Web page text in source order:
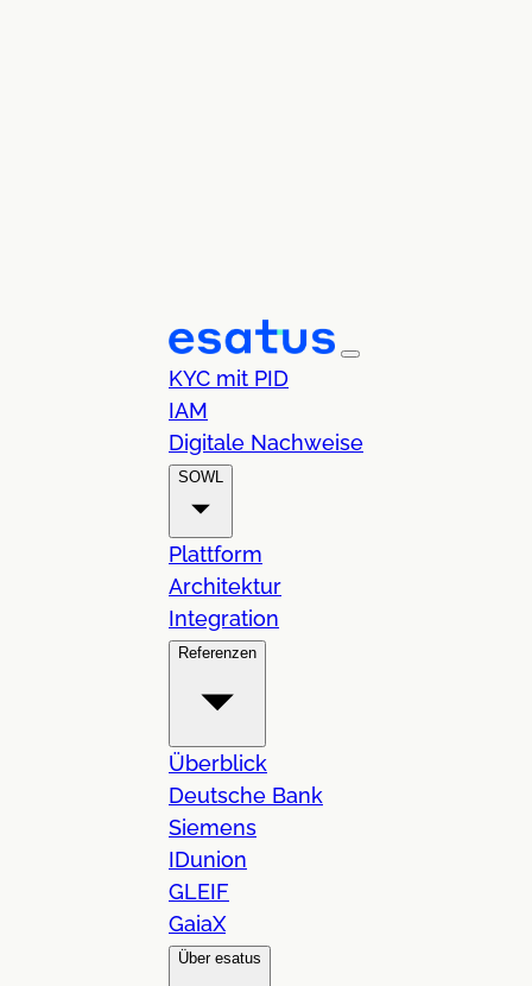
KYC mit PID
IAM
Digitale Nachweise
SOWL
Plattform
Architektur
Integration
Referenzen
Überblick
Deutsche Bank
Siemens
IDunion
GLEIF
GaiaX
Über esatus